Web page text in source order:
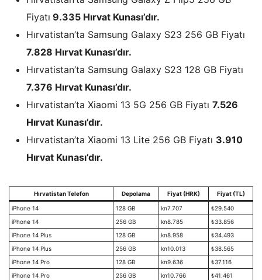
Fiyatı 9.335 Hırvat Kunası’dır.
Hırvatistan’ta Samsung Galaxy S23 256 GB Fiyatı
7.828 Hırvat Kunası’dır.
Hırvatistan’ta Samsung Galaxy S23 128 GB Fiyatı
7.376 Hırvat Kunası’dır.
Hırvatistan’ta Xiaomi 13 5G 256 GB Fiyatı 7.526
Hırvat Kunası’dır.
Hırvatistan’ta Xiaomi 13 Lite 256 GB Fiyatı 3.910
Hırvat Kunası’dır.
Hırvatistan Telefon Depolama Fiyat (HRK) Fiyat (TL)
iPhone 14 128 GB kn7.707
₺29.540
iPhone 14
256 GB kn8.785
₺33.856
iPhone 14 Plus
128 GB kn8.958
₺34.493
iPhone 14 Plus
256 GB kn10.013
₺38.565
iPhone 14 Pro
128 GB kn9.636
₺37.116
iPhone 14 Pro
256 GB kn10.766
₺41.461